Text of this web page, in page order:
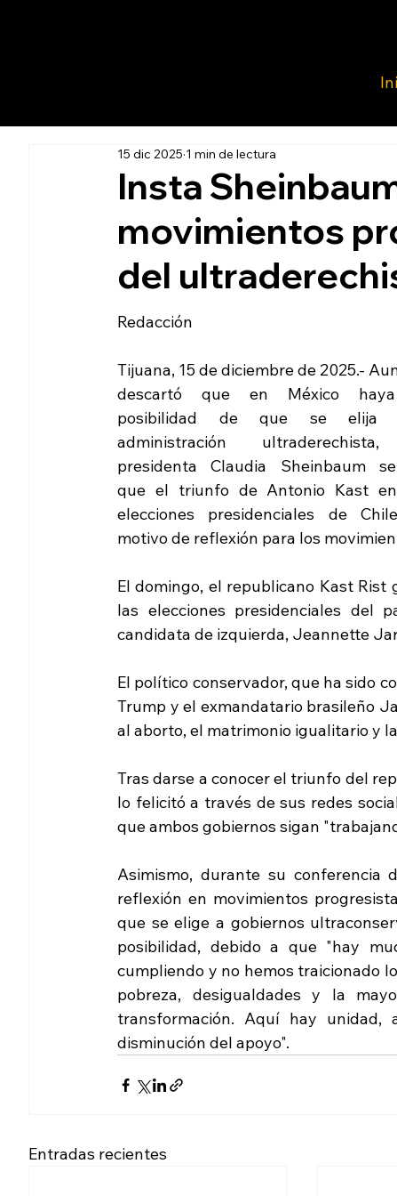
Insta
movimientos
del
15 dic 2025 1 min de lectura
Redacción
Tijuana, 15 de diciembre de 2025.-
descartó que en México
posibilidad de que se elija
administración
presidenta Claudia Sheinbaum
que el triunfo de Antonio Kast
elecciones presidenciales de
motivo de reflexión para los
El domingo, el republicano Kast Rist
las elecciones presidenciales del
candidata de izquierda, Jeannette
El político conservador, que ha sido
Trump y el exmandatario brasileño
al aborto, el matrimonio igualitario y
Tras darse a conocer el triunfo del
lo felicitó a través de sus redes
que ambos gobiernos sigan
Asimismo, durante su conferencia
reflexión en movimientos
que se elige a gobiernos
posibilidad, debido a que "hay
cumpliendo y no hemos traicionado
pobreza, desigualdades y la
transformación. Aquí hay
disminución del apoyo".
Entradas recientes